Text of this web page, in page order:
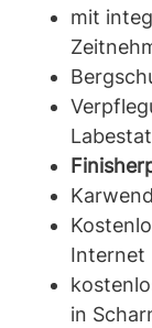
mit
Internet
in